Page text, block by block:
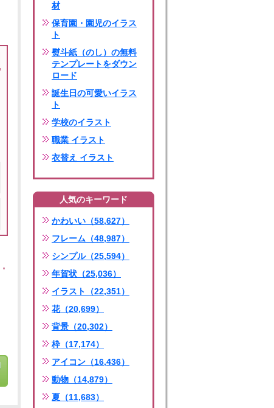
材
保育園・園児のイラス
ト
熨斗紙（のし）の無料
テンプレートをダウン
ロード
誕生日の可愛いイラス
ト
学校のイラスト
職業 イラスト
衣替え イラスト
人気のキーワード
かわいい（58,627）
フレーム（48,987）
シンプル（25,594）
年賀状（25,036）
イラスト（22,351）
花（20,699）
背景（20,302）
枠（17,174）
アイコン（16,436）
動物（14,879）
夏（11,683）